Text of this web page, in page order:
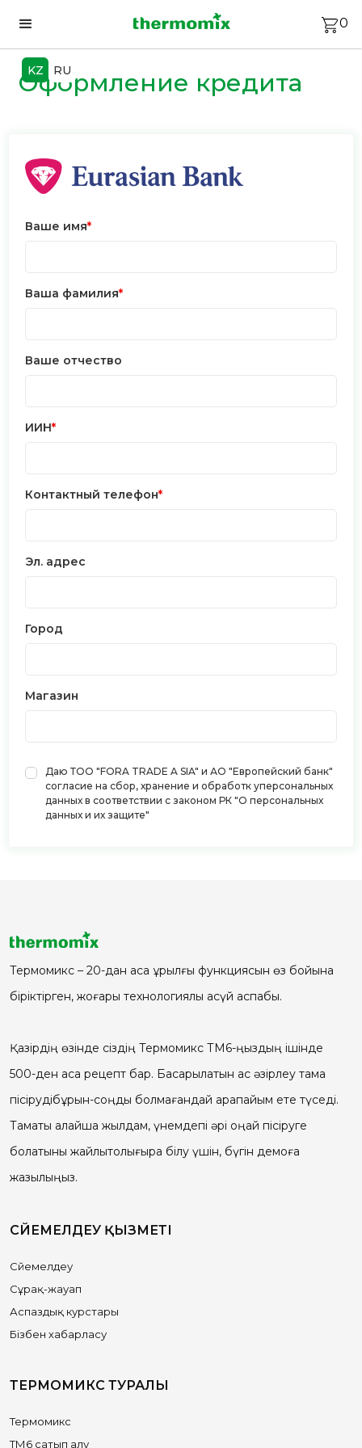
0
KZ RU
Оформление кредита
Ваше имя*
Ваша фамилия*
Ваше отчество
ИИН*
Контактный телефон*
Эл. адрес
Город
Магазин
Даю ТОО "FORA TRADE A SIA" и АО "Европейский банк"
согласие на сбор, хранение и обработк уперсональных
данных в соответствии с законом РК "О персональных
данных и их защите"
Термомикс – 20-дан аса құрылғы функциясын өз бойына
біріктірген, жоғары технологиялы асүй аспабы.
Қазірдің өзінде сіздің Термомикс ТМ6-ңыздың ішінде
500-ден аса рецепт бар. Басқарылатын ас әзірлеу тамақ
пісірудібұрын-соңды болмағандай қарапайым ете түседі.
Тамақты қалайша жылдам, үнемдепі әрі оңай пісіруге
болатыны жайлытолығырақ білу үшін, бүгін демоға
жазылыңыз.
СҮЙЕМЕЛДЕУ ҚЫЗМЕТІ
Сүйемелдеу
Сұрақ-жауап
Аспаздық курстары
Бізбен хабарласу
ТЕРМОМИКС ТУРАЛЫ
Термомикс
ТМ6 сатып алу